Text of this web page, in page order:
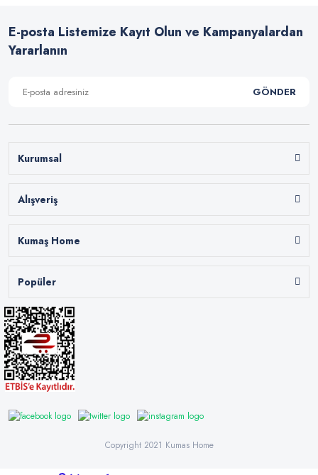
E-posta Listemize Kayıt Olun ve Kampanyalardan
Yararlanın
GÖNDER
Kurumsal
Alışveriş
Kumaş Home
Popüler
Copyright 2021 Kumas Home